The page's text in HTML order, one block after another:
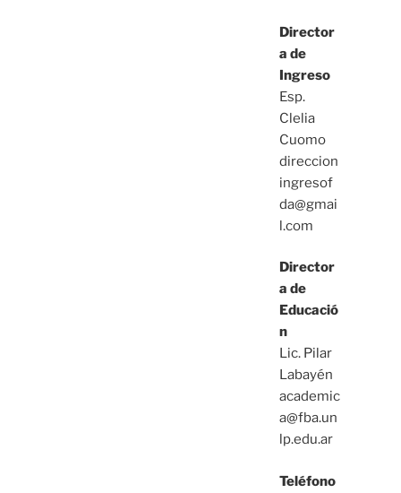
Director
a de
Ingreso
Esp.
Clelia
Cuomo
direccion
ingresof
da@gmai
l.com
Director
a de
Educació
n
Lic. Pilar
Labayén
academic
a@fba.un
lp.edu.ar
Teléfono